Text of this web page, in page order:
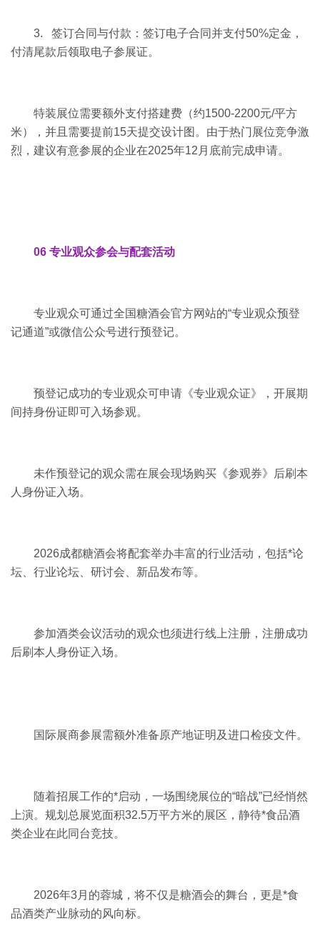
3. 签订合同与付款：签订电子合同并支付50%定金，
付清尾款后领取电子参展证。
特装展位需要额外支付搭建费（约1500-2200元/平方
米），并且需要提前15天提交设计图。由于热门展位竞争激
烈，建议有意参展的企业在2025年12月底前完成申请。
06 专业观众参会与配套活动
专业观众可通过全国糖酒会官方网站的“专业观众预登
记通道”或微信公众号进行预登记。
预登记成功的专业观众可申请《专业观众证》，开展期
间持身份证即可入场参观。
未作预登记的观众需在展会现场购买《参观券》后刷本
人身份证入场。
2026成都糖酒会将配套举办丰富的行业活动，包括*论
坛、行业论坛、研讨会、新品发布等。
参加酒类会议活动的观众也须进行线上注册，注册成功
后刷本人身份证入场。
国际展商参展需额外准备原产地证明及进口检疫文件。
随着招展工作的*启动，一场围绕展位的“暗战”已经悄然
上演。规划总展览面积32.5万平方米的展区，静待*食品酒
类企业在此同台竞技。
2026年3月的蓉城，将不仅是糖酒会的舞台，更是*食
品酒类产业脉动的风向标。